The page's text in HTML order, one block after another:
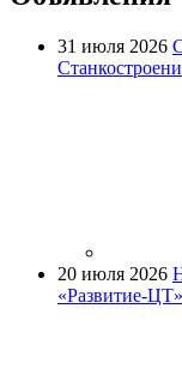
31 июля 2026
20 июля 2026
«Развитие-ЦТ»